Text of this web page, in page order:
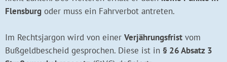
Flensburg oder muss ein Fahrverbot antreten.
Im Rechtsjargon wird von einer Verjährungsfrist vom
Bußgeldbescheid gesprochen. Diese ist in § 26 Absatz 3